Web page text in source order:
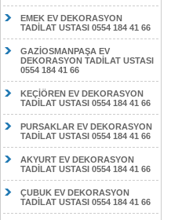
EMEK EV DEKORASYON
TADİLAT USTASI 0554 184 41 66
GAZİOSMANPAŞA EV
DEKORASYON TADİLAT USTASI
0554 184 41 66
KEÇİÖREN EV DEKORASYON
TADİLAT USTASI 0554 184 41 66
PURSAKLAR EV DEKORASYON
TADİLAT USTASI 0554 184 41 66
AKYURT EV DEKORASYON
TADİLAT USTASI 0554 184 41 66
ÇUBUK EV DEKORASYON
TADİLAT USTASI 0554 184 41 66